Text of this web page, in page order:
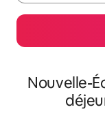
Nouvelle-